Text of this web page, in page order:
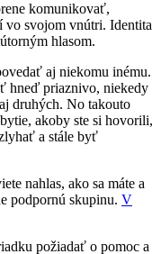
komunikovať,
vo svojom vnútri. Identita
hlasom.
aj niekomu inému.
hneď priaznivo, niekedy
druhých. No takouto
akoby ste si hovorili,
a stále byť
nahlas, ako sa máte a
podpornú skupinu. V
požiadať o pomoc a